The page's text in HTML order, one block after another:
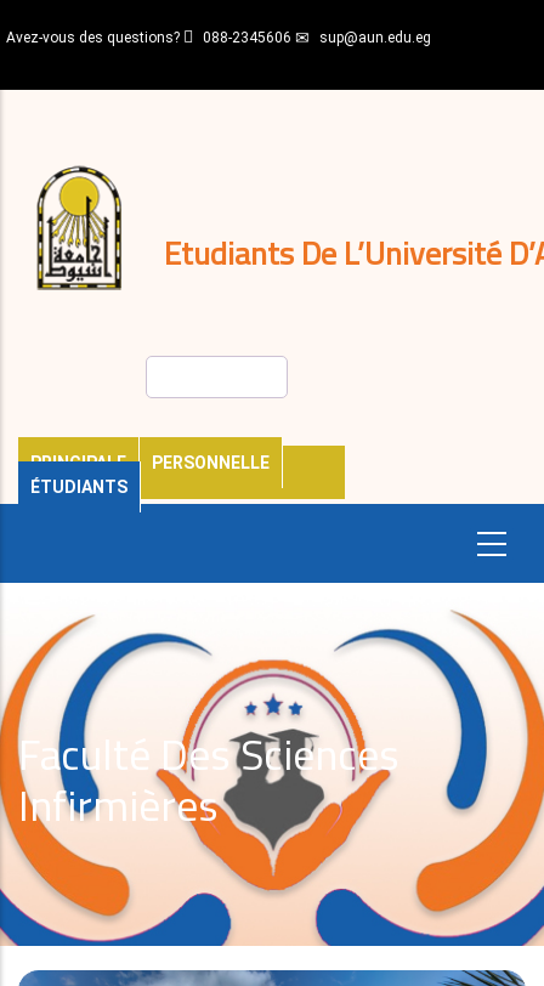
au
principal
Avez-vous des questions? 088-2345606 sup@aun.edu.eg
Etudiants De L’Université
PRINCIPALE
PERSONNELLE
ÉTUDIANTS
décisions
Expatriés
Journal
Faculté Des Sciences
Infirmières